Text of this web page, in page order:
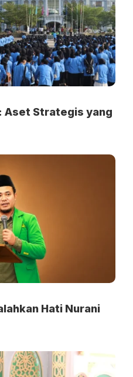
Aset Strategis yang
Hati Nurani